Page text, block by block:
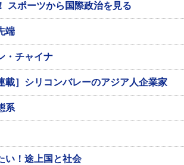
スポーツから国際政治を見る
端
・チャイナ
載］シリコンバレーのアジア人企業家
系
い！途上国と社会